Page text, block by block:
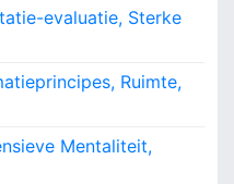
evaluatie, Sterke
Ruimte,
Mentaliteit,